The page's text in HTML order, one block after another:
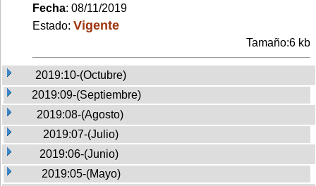
Fecha: 08/11/2019
Estado: Vigente
Tamaño:6 kb
2019:10-(Octubre)
2019:09-(Septiembre)
2019:08-(Agosto)
2019:07-(Julio)
2019:06-(Junio)
2019:05-(Mayo)